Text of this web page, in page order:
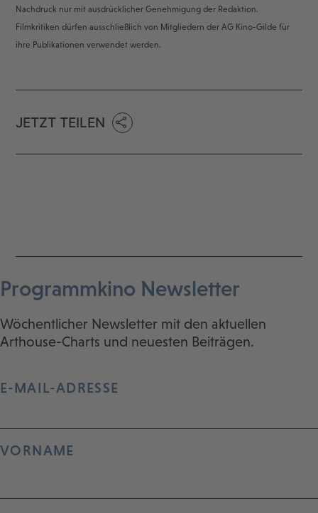
Nachdruck nur mit ausdrücklicher Genehmigung der Redaktion.
Filmkritiken dürfen ausschließlich von Mitgliedern der AG Kino-Gilde für
ihre Publikationen verwendet werden.
JETZT TEILEN
Programmkino Newsletter
Wöchentlicher Newsletter mit den aktuellen
Arthouse-Charts und neuesten Beiträgen.
E-MAIL-ADRESSE
VORNAME